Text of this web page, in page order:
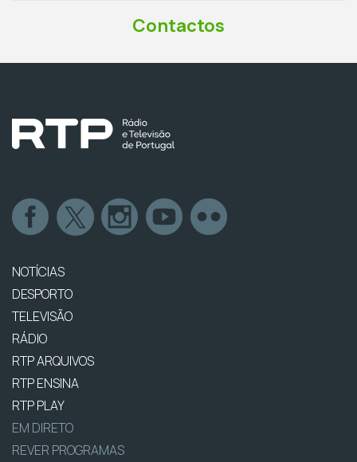
Contactos
NOTÍCIAS
DESPORTO
TELEVISÃO
RÁDIO
RTP ARQUIVOS
RTP ENSINA
RTP PLAY
EM DIRETO
REVER PROGRAMAS